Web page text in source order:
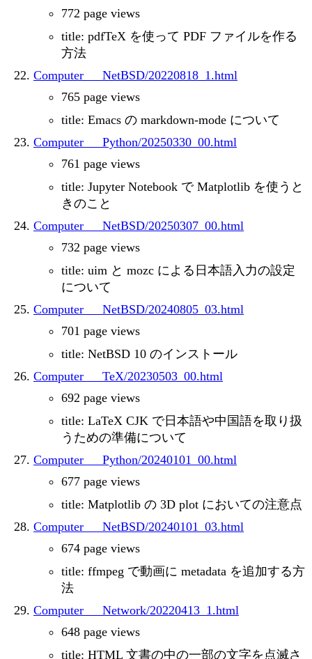
772 page views
title: pdfTeX を使って PDF ファイルを作る
方法
Computer___NetBSD/20220818_1.html
765 page views
title: Emacs の markdown-mode について
Computer___Python/20250330_00.html
761 page views
title: Jupyter Notebook で Matplotlib を使うと
きのこと
Computer___NetBSD/20250307_00.html
732 page views
title: uim と mozc による日本語入力の設定
について
Computer___NetBSD/20240805_03.html
701 page views
title: NetBSD 10 のインストール
Computer___TeX/20230503_00.html
692 page views
title: LaTeX CJK で日本語や中国語を取り扱
うための準備について
Computer___Python/20240101_00.html
677 page views
title: Matplotlib の 3D plot においての注意点
Computer___NetBSD/20240101_03.html
674 page views
title: ffmpeg で動画に metadata を追加する方
法
Computer___Network/20220413_1.html
648 page views
title: HTML 文書の中の一部の文字を点滅さ